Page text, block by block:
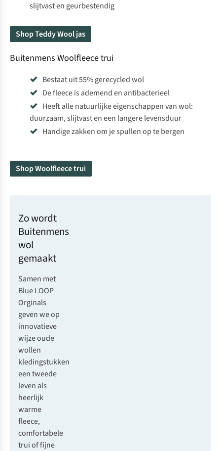
slijtvast en geurbestendig
Shop Teddy Wool jas
Buitenmens Woolfleece trui
Bestaat uit 55% gerecycled wol
De fleece is ademend en antibacterieel
Heeft alle natuurlijke eigenschappen van wol:
duurzaam, slijtvast en een langere levensduur
Handige zakken om je spullen op te bergen
Shop Woolfleece trui
Zo wordt
Buitenmens
wol
gemaakt
Samen met
Blue LOOP
Orginals
geven we op
innovatieve
wijze oude
wollen
kledingstukken
een tweede
leven als
heerlijk
warme
fleece,
comfortabele
trui of fijne